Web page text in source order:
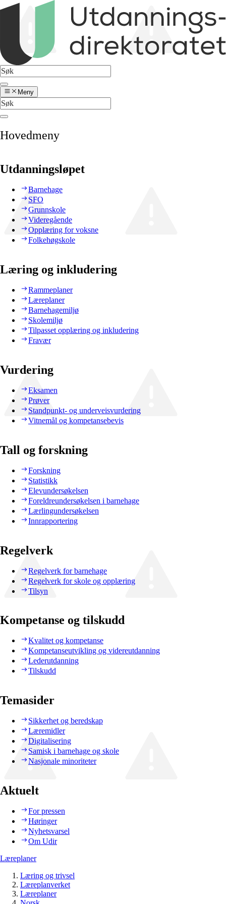
Meny
Hovedmeny
Utdanningsløpet
Barnehage
SFO
Grunnskole
Videregående
Opplæring for voksne
Folkehøgskole
Læring og inkludering
Rammeplaner
Læreplaner
Barnehagemiljø
Skolemiljø
Tilpasset opplæring og inkludering
Fravær
Vurdering
Eksamen
Prøver
Standpunkt- og underveisvurdering
Vitnemål og kompetansebevis
Tall og forskning
Forskning
Statistikk
Elevundersøkelsen
Foreldreundersøkelsen i barnehage
Lærlingundersøkelsen
Innrapportering
Regelverk
Regelverk for barnehage
Regelverk for skole og opplæring
Tilsyn
Kompetanse og tilskudd
Kvalitet og kompetanse
Kompetanseutvikling og videreutdanning
Lederutdanning
Tilskudd
Temasider
Sikkerhet og beredskap
Læremidler
Digitalisering
Samisk i barnehage og skole
Nasjonale minoriteter
Aktuelt
For pressen
Høringer
Nyhetsvarsel
Om Udir
Læreplaner
Læring og trivsel
Læreplanverket
Læreplaner